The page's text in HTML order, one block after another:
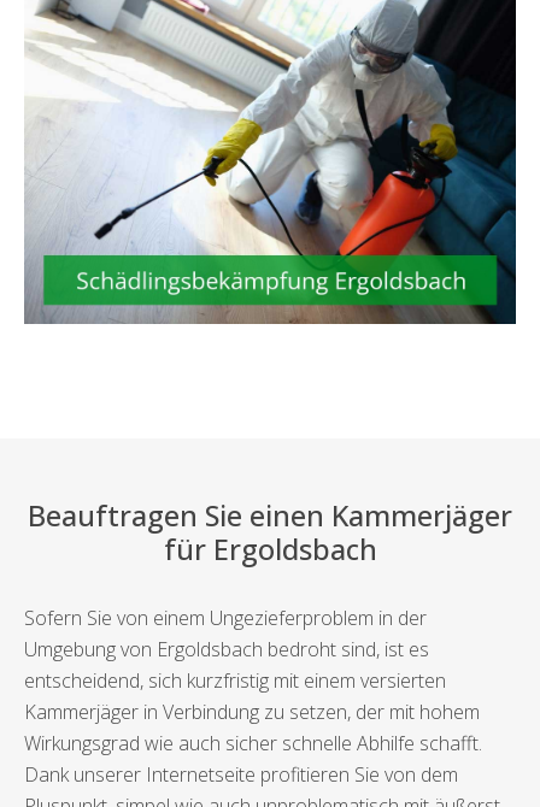
Beauftragen Sie einen Kammerjäger
für Ergoldsbach
Sofern Sie von einem Ungezieferproblem in der
Umgebung von Ergoldsbach bedroht sind, ist es
entscheidend, sich kurzfristig mit einem versierten
Kammerjäger in Verbindung zu setzen, der mit hohem
Wirkungsgrad wie auch sicher schnelle Abhilfe schafft.
Dank unserer Internetseite profitieren Sie von dem